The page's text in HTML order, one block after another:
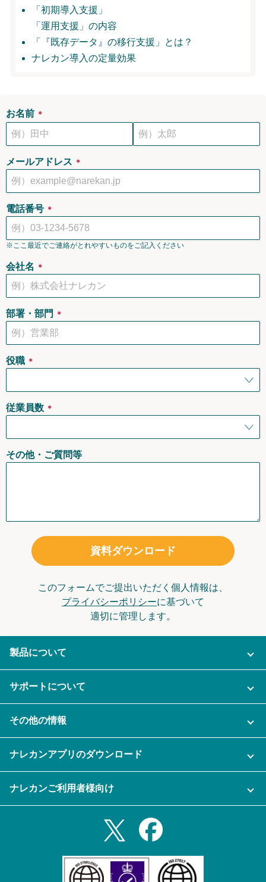
「初期導入支援」
「運用支援」の内容
「『既存データ』の移行支援」とは？
ナレカン導入の定量効果
お名前 ＊
メールアドレス ＊
電話番号 ＊
※ここ最近でご連絡がとれやすいものをご記入ください
会社名 ＊
部署・部門 ＊
役職 ＊
従業員数 ＊
その他・ご質問等
資料ダウンロード
このフォームでご提出いただく個人情報は、
プライバシーポリシーに基づいて
適切に管理します。
製品について
ご利用企業様の声
セキュリティ
資料をダウンロードする
メール自動転送機能
サポートについて
充実サポート
その他の情報
セミナー一覧
プライバシーポリシー
ナレカンアプリのダウンロード
Androidタブレットアプリ
ナレカンご利用者様向け